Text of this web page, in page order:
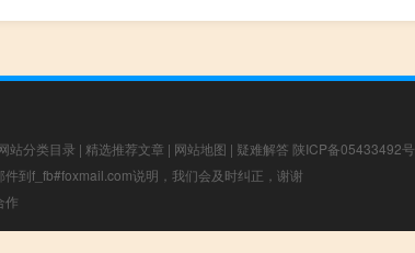
站分类目录 | 精选推荐文章 | 网站地图 | 疑难解答 陕ICP备05433492号
到f_fb#foxmail.com说明，我们会及时纠正，谢谢
作